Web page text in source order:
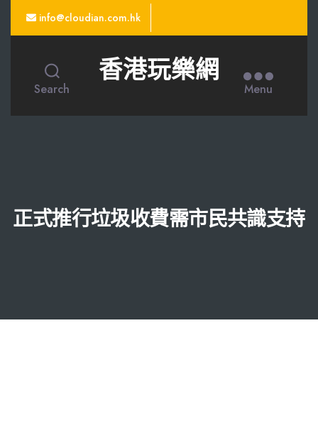
info@cloudian.com.hk
Search
香港玩樂網
Menu
正式推行垃圾收費需市民共識支持